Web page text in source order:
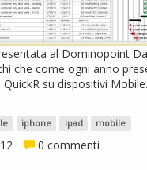
al Dominopoint
che come ogni anno
su dispositivi
iphone ipad mobile
0 commenti